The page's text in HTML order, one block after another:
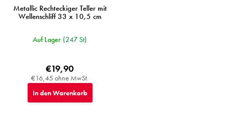
Metallic Rechteckiger Teller mit
Wellenschliff 33 x 10,5 cm
Auf Lager (247 St)
€16,45 ohne MwSt.
€19,90
In den Warenkorb